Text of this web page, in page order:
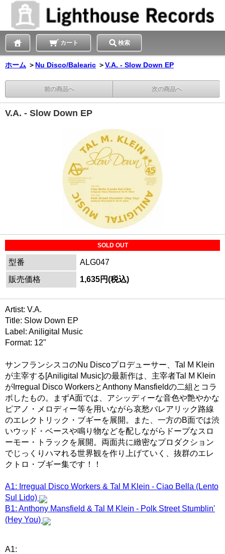
カート 検索
ホーム ＞ Nu Disco/Balearic ＞V.A. - Slow Down EP
前の商品へ 次の商品へ
V.A. - Slow Down EP
SOLD OUT
型番
ALG047
販売価格
1,635円(税込)
Artist: V.A.
Title: Slow Down EP
Label: Aniligital Music
Format: 12"
サンフランシスコのNu Discoプロデューサー、Tal M Klein
が主宰する[Aniligital Music]の最新作は、主宰者Tal M Klein
がIrregual Disco WorkersとAnthony Mansfieldの二組とコラ
ボしたもの。まずA面では、アシッディーな音色や艶やかな
ピアノ・メロディー等を用いながら哀愁バレアリック路線
のエレクトリック・ブギーを展開。また、一方のB面では渋
いウッド・ベースや鳴り物などを配しながらドープなスロ
ーモー・トラックを展開。両面共に緻密なプロダクション
でじっくりハマれる世界観を作り上げていく、抜群のエレ
クトロ・ブギー集です！！
A1: Irregual Disco Workers & Tal M Klein - Ciao Bella (Lento
Sul Lido)
B1: Anthony Mansfield & Tal M Klein - Polk Street Stumblin'
(Hey You)
A1: